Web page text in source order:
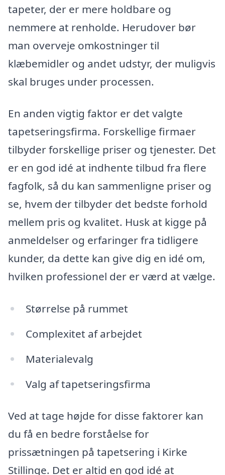
tapeter, der er mere holdbare og
nemmere at renholde. Herudover bør
man overveje omkostninger til
klæbemidler og andet udstyr, der muligvis
skal bruges under processen.
En anden vigtig faktor er det valgte
tapetseringsfirma. Forskellige firmaer
tilbyder forskellige priser og tjenester. Det
er en god idé at indhente tilbud fra flere
fagfolk, så du kan sammenligne priser og
se, hvem der tilbyder det bedste forhold
mellem pris og kvalitet. Husk at kigge på
anmeldelser og erfaringer fra tidligere
kunder, da dette kan give dig en idé om,
hvilken professionel der er værd at vælge.
Størrelse på rummet
Complexitet af arbejdet
Materialevalg
Valg af tapetseringsfirma
Ved at tage højde for disse faktorer kan
du få en bedre forståelse for
prissætningen på tapetsering i Kirke
Stillinge. Det er altid en god idé at